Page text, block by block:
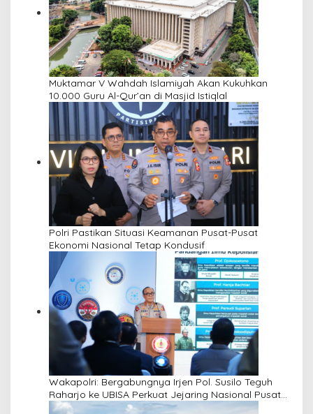
Muktamar V Wahdah Islamiyah Akan Kukuhkan
10.000 Guru Al-Qur’an di Masjid Istiqlal
Polri Pastikan Situasi Keamanan Pusat-Pusat
Ekonomi Nasional Tetap Kondusif
Wakapolri: Bergabungnya Irjen Pol. Susilo Teguh
Raharjo ke UBISA Perkuat Jejaring Nasional Pusat
Studi Kepolisian